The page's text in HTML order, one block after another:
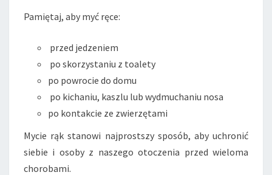
Pamiętaj, aby myć ręce:
przed jedzeniem
po skorzystaniu z toalety
po powrocie do domu
po kichaniu, kaszlu lub wydmuchaniu nosa
po kontakcie ze zwierzętami
Mycie rąk stanowi najprostszy sposób, aby uchronić
siebie i osoby z naszego otoczenia przed wieloma
chorobami.